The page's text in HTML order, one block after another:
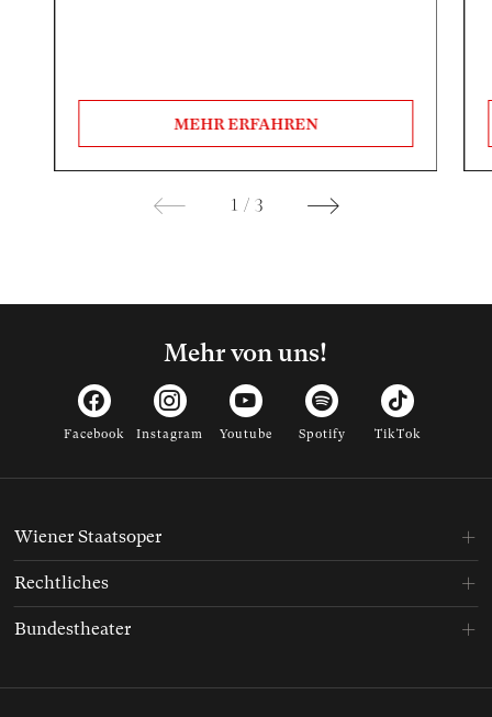
MEHR ERFAHREN
1 / 3
Mehr von uns!
Facebook Instagram Youtube Spotify TikTok
Wiener Staatsoper
Rechtliches
Bundestheater